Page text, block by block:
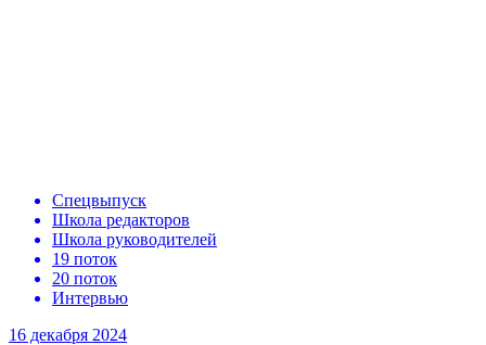
Спецвыпуск
Школа редакторов
Школа руководителей
19 поток
20 поток
Интервью
16 декабря 2024